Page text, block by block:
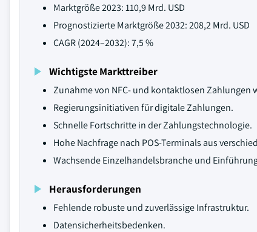
Marktgröße 2023: 110,9 Mrd. USD
Prognostizierte Marktgröße 2032: 208,2 Mrd. USD
CAGR (2024–2032): 7,5 %
Wichtigste Markttreiber
Zunahme von NFC- und kontaktlosen Zahlungen
Regierungsinitiativen für digitale Zahlungen.
Schnelle Fortschritte in der Zahlungstechnologie.
Hohe Nachfrage nach POS-Terminals aus
Wachsende Einzelhandelsbranche und
Herausforderungen
Fehlende robuste und zuverlässige Infrastruktur.
Datensicherheitsbedenken.